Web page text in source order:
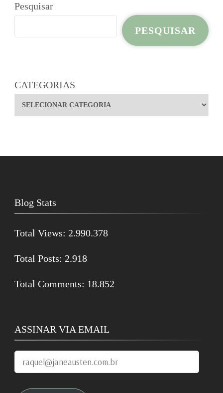
Pesquisar
PESQUISAR
CATEGORIAS
Blog Stats
Total Views: 2.990.378
Total Posts: 2.918
Total Comments: 18.852
ASSINAR VIA EMAIL
raquel@janeausten.com.br